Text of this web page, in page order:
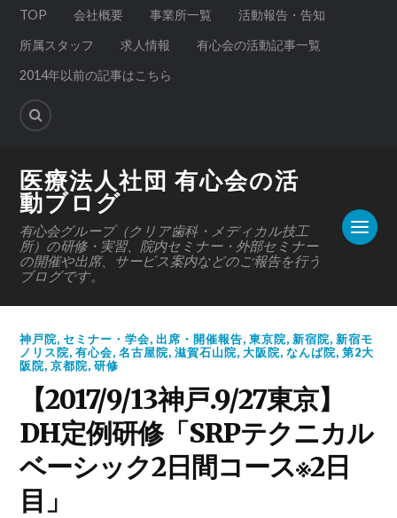
TOP 会社概要 事業所一覧
活動報告・告知
所属スタッフ
求人情報
有心会の活動記事一覧
2014年以前の記事はこちら
医療法人社団 有心会の活
動ブログ
有心会グループ（クリア歯科・メディカル技工
所）の研修・実習、院内セミナー・外部セミナー
の開催や出席、サービス案内などのご報告を行う
ブログです。
神戸院,セミナー・学会,出席・開催報告,東京院,新宿院,新宿モ
ノリス院,有心会,名古屋院,滋賀石山院,大阪院,なんば院,第2大
阪院,京都院,研修
【2017/9/13神戸.9/27東京】
DH定例研修「SRPテクニカル
ベーシック2日間コース※2日
目」